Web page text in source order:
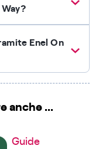
Enel On
anche ...
Guide